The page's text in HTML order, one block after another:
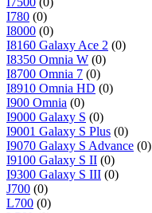
I780 (0)
I8000 (0)
I8160 Galaxy Ace 2 (0)
I8350 Omnia W (0)
I8700 Omnia 7 (0)
I8910 Omnia HD (0)
I900 Omnia (0)
I9000 Galaxy S (0)
I9001 Galaxy S Plus (0)
I9070 Galaxy S Advance (0)
I9100 Galaxy S II (0)
I9300 Galaxy S III (0)
J700 (0)
L700 (0)